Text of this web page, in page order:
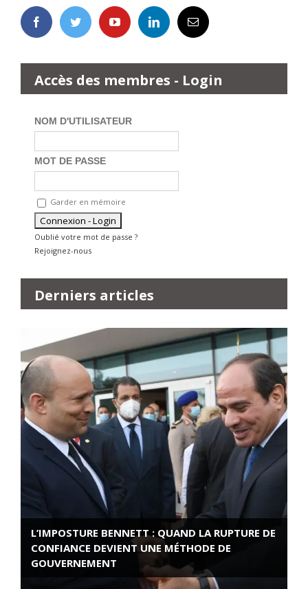
Accès des membres - Login
NOM D'UTILISATEUR
MOT DE PASSE
Garder en mémoire
Oublié votre mot de passe ?
Rejoignez-nous
Derniers articles
L’IMPOSTURE BENNETT : QUAND LA RUPTURE DE
CONFIANCE DEVIENT UNE MÉTHODE DE
GOUVERNEMENT